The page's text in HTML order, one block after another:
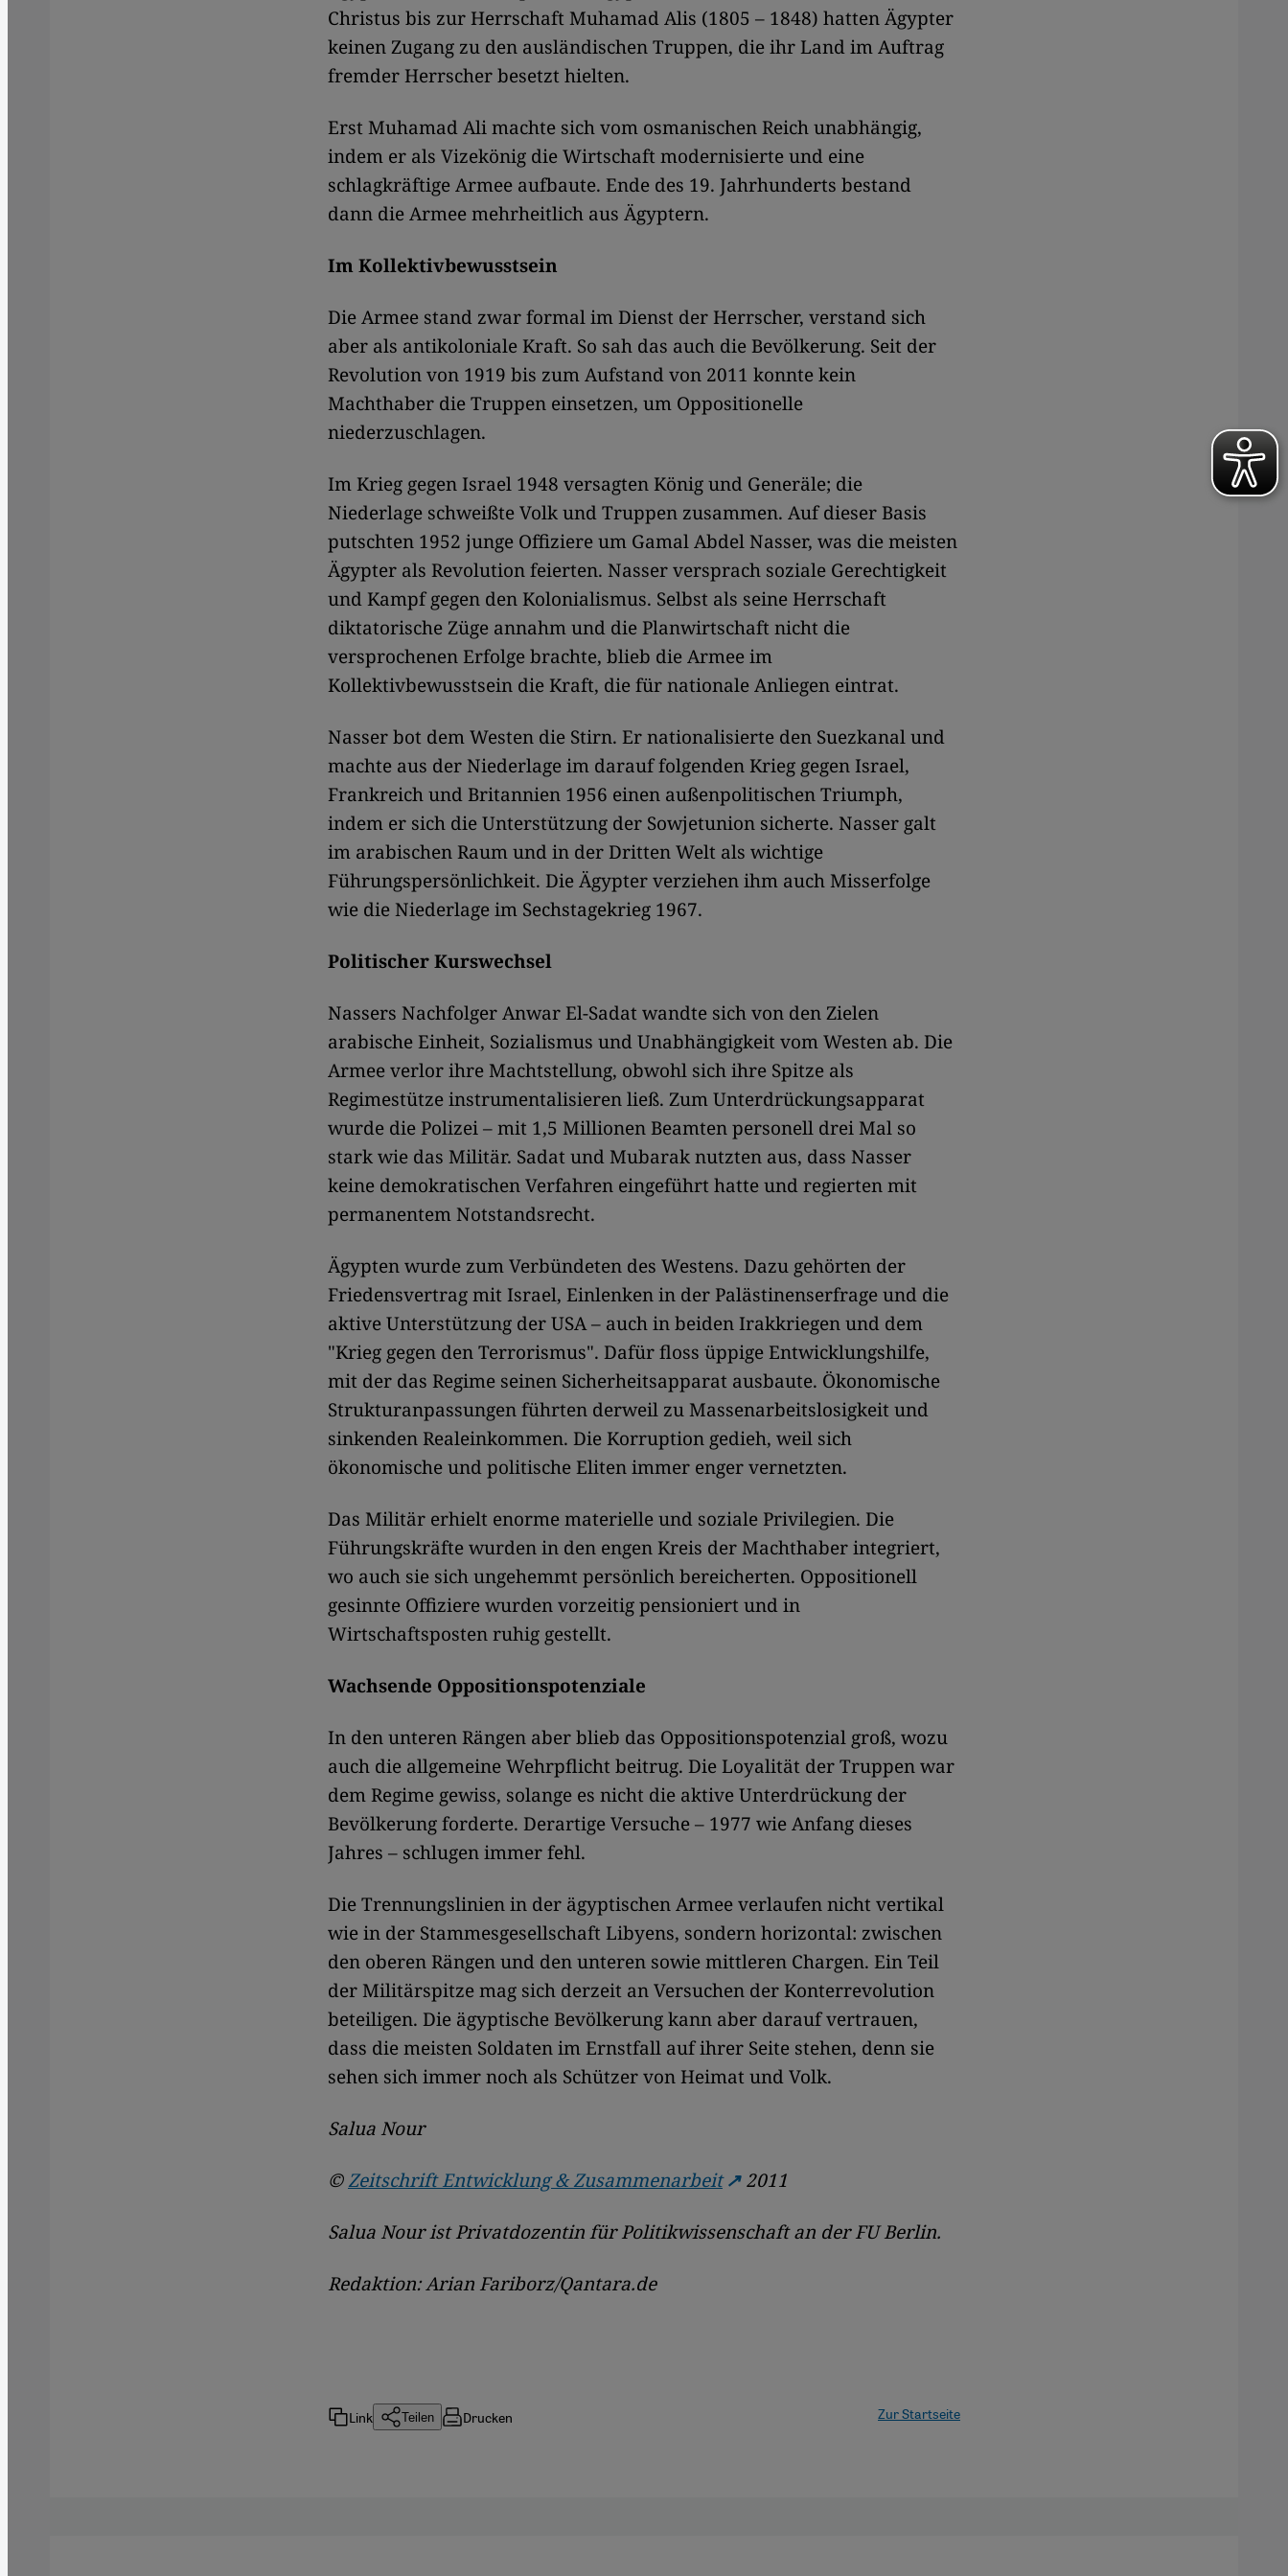
Christus bis zur Herrschaft Muhamad Alis (1805 – 1848) hatten Ägypter
keinen Zugang zu den ausländischen Truppen, die ihr Land im Auftrag
fremder Herrscher besetzt hielten.
Erst Muhamad Ali machte sich vom osmanischen Reich unabhängig,
indem er als Vizekönig die Wirtschaft modernisierte und eine
schlagkräftige Armee aufbaute. Ende des 19. Jahrhunderts bestand
dann die Armee mehrheitlich aus Ägyptern.
Im Kollektivbewusstsein
​​Die Armee stand zwar formal im Dienst der Herrscher, verstand sich
aber als antikoloniale Kraft. So sah das auch die Bevölkerung. Seit der
Revolution von 1919 bis zum Aufstand von 2011 konnte kein
Machthaber die Truppen einsetzen, um Oppositionelle
niederzuschlagen.
Im Krieg gegen Israel 1948 versagten König und Generäle; die
Niederlage schweißte Volk und Truppen zusammen. Auf dieser Basis
putschten 1952 junge Offiziere um Gamal Abdel Nasser, was die meisten
Ägypter als Revolution feierten. Nasser versprach soziale Gerechtigkeit
und Kampf gegen den Kolonialismus. Selbst als seine Herrschaft
diktatorische Züge annahm und die Planwirtschaft nicht die
versprochenen Erfolge brachte, blieb die Armee im
Kollektivbewusstsein die Kraft, die für nationale Anliegen eintrat.
Nasser bot dem Westen die Stirn. Er nationalisierte den Suezkanal und
machte aus der Niederlage im darauf folgenden Krieg gegen Israel,
Frankreich und Britannien 1956 einen außenpolitischen Triumph,
indem er sich die Unterstützung der Sowjetunion sicherte. Nasser galt
im arabischen Raum und in der Dritten Welt als wichtige
Führungspersönlichkeit. Die Ägypter verziehen ihm auch Misserfolge
wie die Niederlage im Sechstagekrieg 1967.
Politischer Kurswechsel
Nassers Nachfolger Anwar El-Sadat wandte sich von den Zielen
arabische Einheit, Sozialismus und Unabhängigkeit vom Westen ab. Die
Armee verlor ihre Machtstellung, obwohl sich ihre Spitze als
Regimestütze instrumentalisieren ließ. Zum Unterdrückungsapparat
wurde die Polizei – mit 1,5 Millionen Beamten personell drei Mal so
stark wie das Militär. Sadat und Mubarak nutzten aus, dass Nasser
keine demokratischen Verfahren eingeführt hatte und regierten mit
permanentem Notstandsrecht.
Ägypten wurde zum Verbündeten des Westens. Dazu gehörten der
Friedensvertrag mit Israel, Einlenken in der Palästinenserfrage und die
aktive Unterstützung der USA – auch in beiden Irakkriegen und dem
"Krieg gegen den Terrorismus". Dafür floss üppige Entwicklungshilfe,
mit der das Regime seinen Sicherheitsapparat ausbaute. Ökonomische
Strukturanpassungen führten derweil zu Massenarbeitslosigkeit und
sinkenden Realeinkommen. Die Korruption gedieh, weil sich
ökonomische und politische Eliten immer enger vernetzten.
Das Militär erhielt enorme materielle und soziale Privilegien. Die
Führungskräfte wurden in den engen Kreis der Machthaber integriert,
wo auch sie sich ungehemmt persönlich bereicherten. Oppositionell
gesinnte Offiziere wurden vorzeitig pensioniert und in
Wirtschaftsposten ruhig gestellt.
Wachsende Oppositionspotenziale
In den unteren Rängen aber blieb das Oppositionspotenzial groß, wozu
auch die allgemeine Wehrpflicht beitrug. Die Loyalität der Truppen war
dem Regime gewiss, solange es nicht die aktive Unterdrückung der
Bevölkerung forderte. Derartige Versuche – 1977 wie Anfang dieses
Jahres – schlugen immer fehl.
Die Trennungslinien in der ägyptischen Armee verlaufen nicht vertikal
wie in der Stammesgesellschaft Libyens, sondern horizontal: zwischen
den oberen Rängen und den unteren sowie mittleren Chargen. Ein Teil
der Militärspitze mag sich derzeit an Versuchen der Konterrevolution
beteiligen. Die ägyptische Bevölkerung kann aber darauf vertrauen,
dass die meisten Soldaten im Ernstfall auf ihrer Seite stehen, denn sie
sehen sich immer noch als Schützer von Heimat und Volk.
Salua Nour
©Zeitschrift Entwicklung & Zusammenarbeit 2011
Salua Nour ist Privatdozentin für Politikwissenschaft an der FU Berlin.
Redaktion: Arian Fariborz/Qantara.de
Link Teilen Drucken Zur Startseite